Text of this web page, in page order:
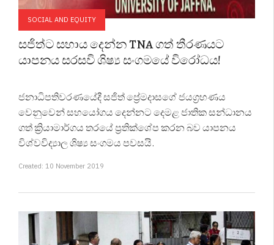
SOCIAL AND EQUITY
සජිත්ට සහාය දෙන්න TNA ගත් තීරණයට
යාපනය සරසවි ශිෂ්‍ය සංගමයේ විරෝධය!
ජනාධිපතිවර‍ණයේදී සජිත් ප්‍රේමදාසගේ ජයග්‍රහණය
වෙනුවෙන් සහයෝගය දෙන්නට දෙමළ ජාතික සන්ධානය
ගත් ක්‍රියාමාර්ගය තරයේ ප්‍රතික්ශේප කරන බව යාපනය
විශ්වවිද්‍යාල ශිෂ්‍ය සංගමය පවසයි.
Created: 10 November 2019